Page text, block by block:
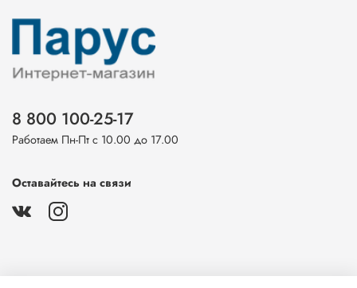
8 800 100-25-17
Работаем Пн-Пт с 10.00 до 17.00
Оставайтесь на связи